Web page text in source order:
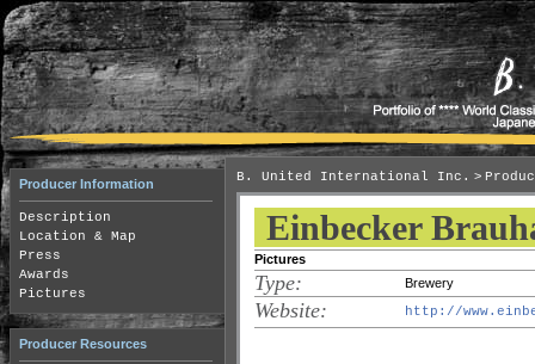
Producer Information
Description
Location & Map
Press
Awards
Pictures
Producer Resources
B. United International Inc. >
Einbecker
Pictures
Type: Brewery
Website: http://